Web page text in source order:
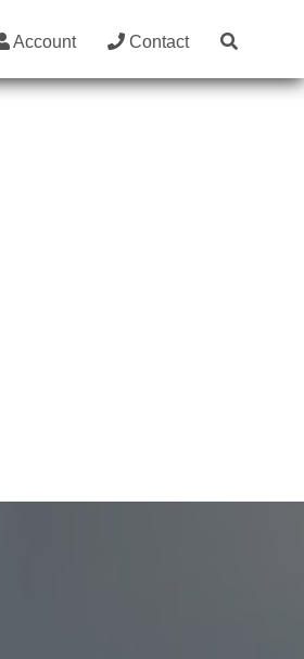
Account Contact